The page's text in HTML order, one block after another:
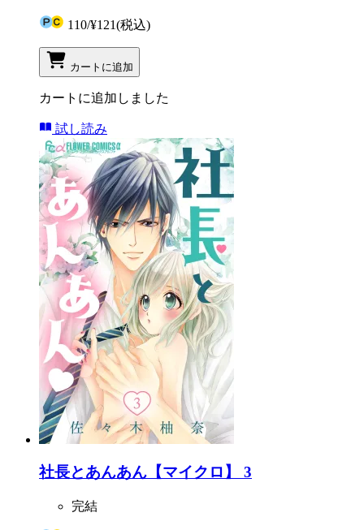
110/¥121(税込)
カートに追加
カートに追加しました
試し読み
社長とあんあん【マイクロ】 3
完結